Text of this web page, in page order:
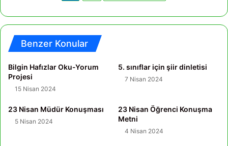
Benzer Konular
Bilgin Hafızlar Oku-Yorum
Projesi
15 Nisan 2024
5. sınıflar için şiir dinletisi
7 Nisan 2024
23 Nisan Müdür Konuşması
5 Nisan 2024
23 Nisan Öğrenci Konuşma
Metni
4 Nisan 2024